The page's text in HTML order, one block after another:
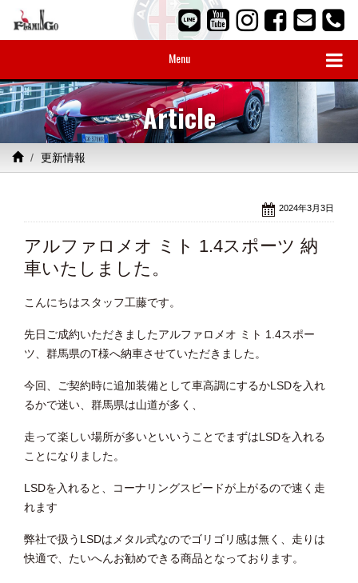
Menu
Article
更新情報
2024年3月3日
アルファロメオ ミト 1.4スポーツ 納
車いたしました。
こんにちはスタッフ工藤です。
先日ご成約いただきましたアルファロメオ ミト 1.4スポー
ツ、群馬県のT様へ納車させていただきました。
今回、ご契約時に追加装備として車高調にするかLSDを入れ
るかで迷い、群馬県は山道が多く、
走って楽しい場所が多いといいうことでまずはLSDを入れる
ことになりました。
LSDを入れると、コーナリングスピードが上がるので速く走
れます
弊社で扱うLSDはメタル式なのでゴリゴリ感は無く、走りは
快適で、たいへんお勧めできる商品となっております。